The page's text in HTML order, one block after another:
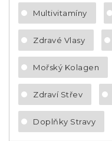
Multivitamíny
Zdravé Vlasy
Mořský Kolagen
Zdraví Střev
Doplňky Stravy